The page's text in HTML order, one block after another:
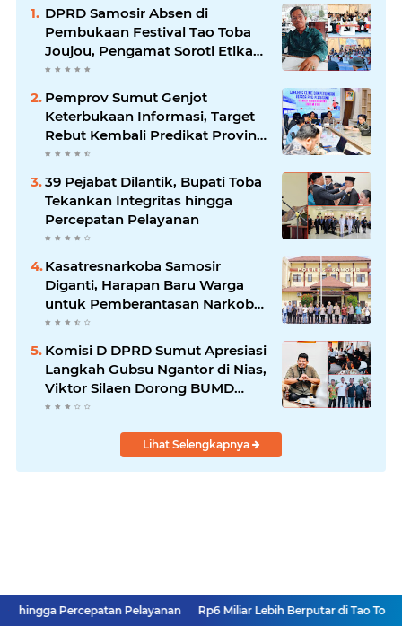
DPRD Samosir Absen di
Pembukaan Festival Tao Toba
Joujou, Pengamat Soroti Etika
Birokrasi Pemkab
Pemprov Sumut Genjot
Keterbukaan Informasi, Target
Rebut Kembali Predikat Provinsi
Informatif
39 Pejabat Dilantik, Bupati Toba
Tekankan Integritas hingga
Percepatan Pelayanan
Kasatresnarkoba Samosir
Diganti, Harapan Baru Warga
untuk Pemberantasan Narkoba
Menguat
Komisi D DPRD Sumut Apresiasi
Langkah Gubsu Ngantor di Nias,
Viktor Silaen Dorong BUMD
Kelola Rumput Laut
Lihat Selengkapnya
Pelayanan Rp6 Miliar Lebih Berputar di Tao Toba Joujou, Siapa